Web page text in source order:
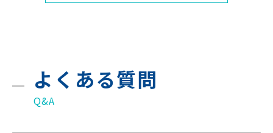
よくある質問
Q&A